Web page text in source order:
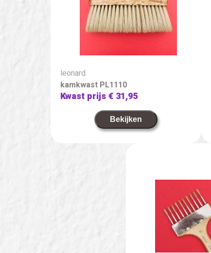
leonard
kamkwast PL1110
Kwast prijs€ 31,95
Bekijken